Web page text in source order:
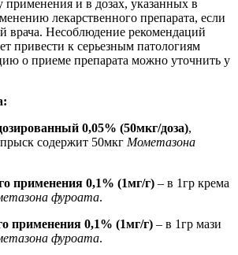
применения и в дозах, указанных в
лекарственного препарата, если
врача. Несоблюдение рекомендаций
привести к серьезным патологиям
о приеме препарата можно уточнить у
0,05% (50мкг/доза),
содержит 50мкг Мометазона
применения 0,1% (1мг/г) – в 1гр крема
фуроата.
применения 0,1% (1мг/г) – в 1гр мази
фуроата.